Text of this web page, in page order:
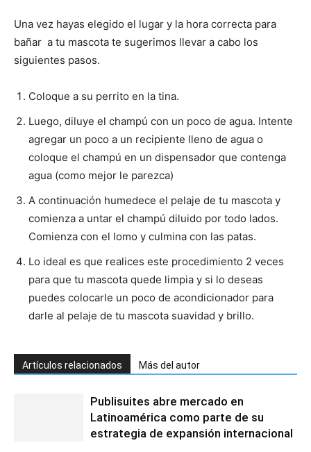
Una vez hayas elegido el lugar y la hora correcta para
bañar a tu mascota te sugerimos llevar a cabo los
siguientes pasos.
Coloque a su perrito en la tina.
Luego, diluye el champú con un poco de agua. Intente
agregar un poco a un recipiente lleno de agua o
coloque el champú en un dispensador que contenga
agua (como mejor le parezca)
A continuación humedece el pelaje de tu mascota y
comienza a untar el champú diluido por todo lados.
Comienza con el lomo y culmina con las patas.
Lo ideal es que realices este procedimiento 2 veces
para que tu mascota quede limpia y si lo deseas
puedes colocarle un poco de acondicionador para
darle al pelaje de tu mascota suavidad y brillo.
Artículos relacionados Más del autor
Publisuites abre mercado en
Latinoamérica como parte de su
estrategia de expansión internacional